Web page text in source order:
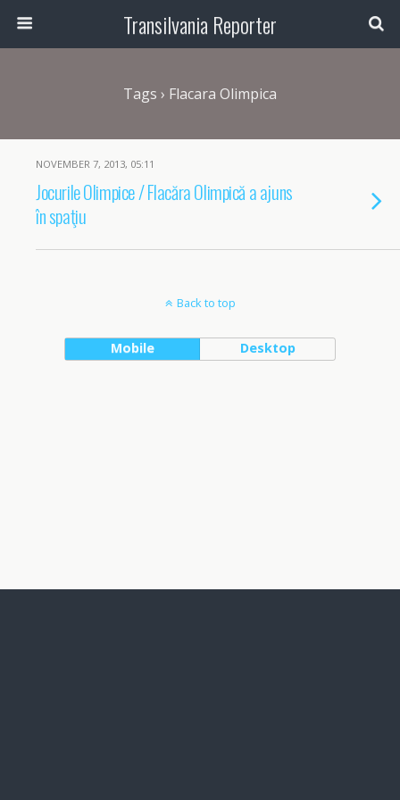
Transilvania Reporter
Tags › Flacara Olimpica
NOVEMBER 7, 2013, 05:11
Jocurile Olimpice / Flacăra Olimpică a ajuns
în spaţiu
Back to top
Mobile Desktop